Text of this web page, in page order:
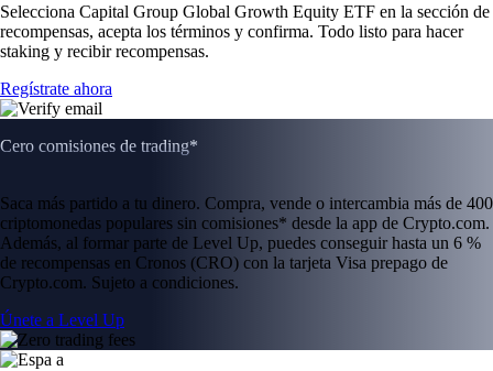
Selecciona Capital Group Global Growth Equity ETF en la sección de
recompensas, acepta los términos y confirma. Todo listo para hacer
staking y recibir recompensas.
Regístrate ahora
Cero comisiones de trading*
Saca más partido a tu dinero. Compra, vende o intercambia más de 400
criptomonedas populares sin comisiones* desde la app de Crypto.com.
Además, al formar parte de Level Up, puedes conseguir hasta un 6 %
de recompensas en Cronos (CRO) con la tarjeta Visa prepago de
Crypto.com. Sujeto a condiciones.
Únete a Level Up